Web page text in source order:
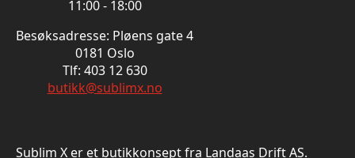
11:00 - 18:00
Besøksadresse: Pløens gate 4
0181 Oslo
Tlf: 403 12 630
butikk@sublimx.no
Sublim X er et butikkonsept fra Landaas Drift AS.